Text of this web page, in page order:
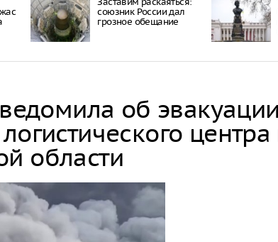
союзник России дал
грозное обещание
об эвакуации
области